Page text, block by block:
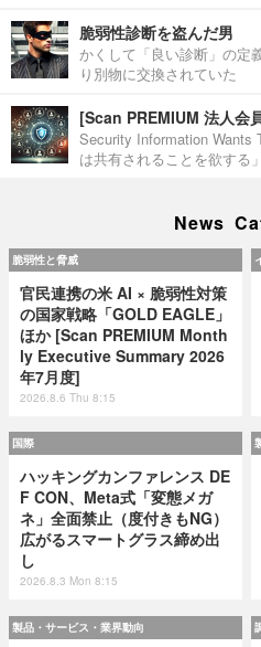
脆弱性診断を盗んだ男
かくして「良い診断」の定
り別物に交換されていた
[Scan PREMIUM 法人会
Security Information Wants
は共有されることを欲する」
News
脆弱性と脅威
官民連携の米 AI × 脆弱性対策
の国家戦略「GOLD EAGLE」
ほか [Scan PREMIUM Month
ly Executive Summary 2026
年7月度]
2026.8.6 Thu 8:15
国際
ハッキングカンファレンス DE
F CON、Meta式「変態メガ
ネ」全面禁止（度付きもNG）
広がるスマートグラス締め出
し
2026.8.3 Mon 8:15
製品・サービス・業界動向